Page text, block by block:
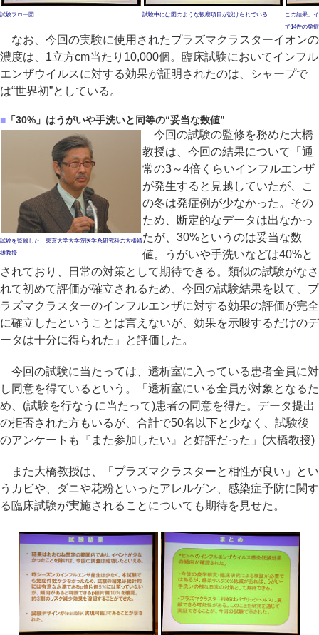
試験フロー図 試験中には図のような観察項目が設けられている
この結果、
で14件の発
なお、今回の実験に使用されたプラズマクラスターイオンの
濃度は、1立方cm当たり10,000個。臨床試験においてインフル
エンザウイルスに対する効果が証明されたのは、シャープで
は“世界初”としている。
■ 「30%」はうがいや手洗いと同等の“妥当な数値”
試験を監修した、東京大学大学院医学系研究科の大橋靖
雄教授
今回の試験の監修を務めた大橋
教授は、今回の結果について「通
常の3～4倍くらいインフルエンザ
が発生すると見越していたが、こ
の冬は発症例が少なかった。その
ため、断定的なデータは出なかっ
たが、30%というのは妥当な数
値。うがいや手洗いなどは40%と
されており、日常の対策として期待できる。類似の試験がなさ
れて初めて評価が確立されるため、今回の試験結果を以て、プ
ラズマクラスターのインフルエンザに対する効果の評価が完全
に確立したということは言えないが、効果を示唆するだけのデ
ータは十分に得られた」と評価した。
今回の試験に当たっては、透析室に入っている患者全員に対
し同意を得ているという。「透析室にいる全員が対象となるた
め、(試験を行なうに当たって)患者の同意を得た。データ提出
の拒否された方もいるが、合計で50名以下と少なく、試験後
のアンケートも『また参加したい』と好評だった」(大橋教授)
また大橋教授は、「プラズマクラスターと相性が良い」とい
うカビや、ダニや花粉といったアレルゲン、感染症予防に関す
る臨床試験が実施されることについても期待を見せた。